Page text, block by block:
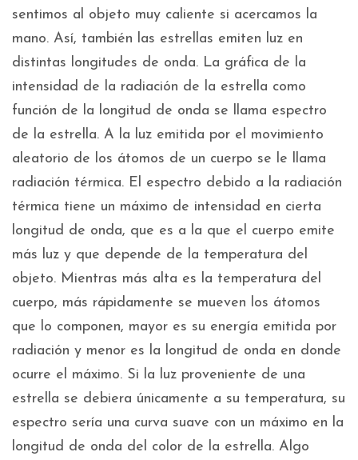
sentimos al objeto muy caliente si acercamos la
mano. Así, también las estrellas emiten luz en
distintas longitudes de onda. La gráfica de la
intensidad de la radiación de la estrella como
función de la longitud de onda se llama espectro
de la estrella. A la luz emitida por el movimiento
aleatorio de los átomos de un cuerpo se le llama
radiación térmica. El espectro debido a la radiación
térmica tiene un máximo de intensidad en cierta
longitud de onda, que es a la que el cuerpo emite
más luz y que depende de la temperatura del
objeto. Mientras más alta es la temperatura del
cuerpo, más rápidamente se mueven los átomos
que lo componen, mayor es su energía emitida por
radiación y menor es la longitud de onda en donde
ocurre el máximo. Si la luz proveniente de una
estrella se debiera únicamente a su temperatura, su
espectro sería una curva suave con un máximo en la
longitud de onda del color de la estrella. Algo